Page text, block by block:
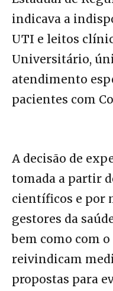
indicava a
UTI e leitos
Universitário,
atendimento
pacientes com
A decisão de
tomada a partir
científicos e por
gestores da
bem como com
reivindicam
propostas para